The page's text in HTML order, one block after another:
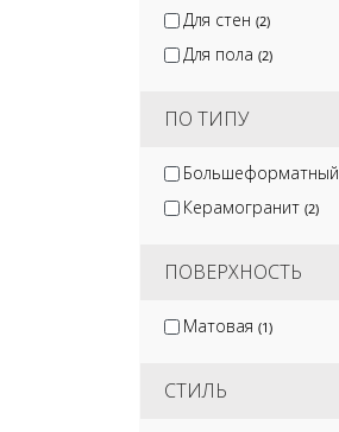
Для стен (2)
Для пола (2)
ПО ТИПУ
Большеформатный
Керамогранит (2)
ПОВЕРХНОСТЬ
Матовая (1)
СТИЛЬ